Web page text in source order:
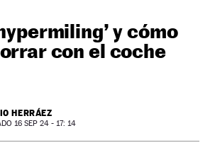
y cómo
con el coche
HERRÁEZ
16 SEP 24 - 17: 14